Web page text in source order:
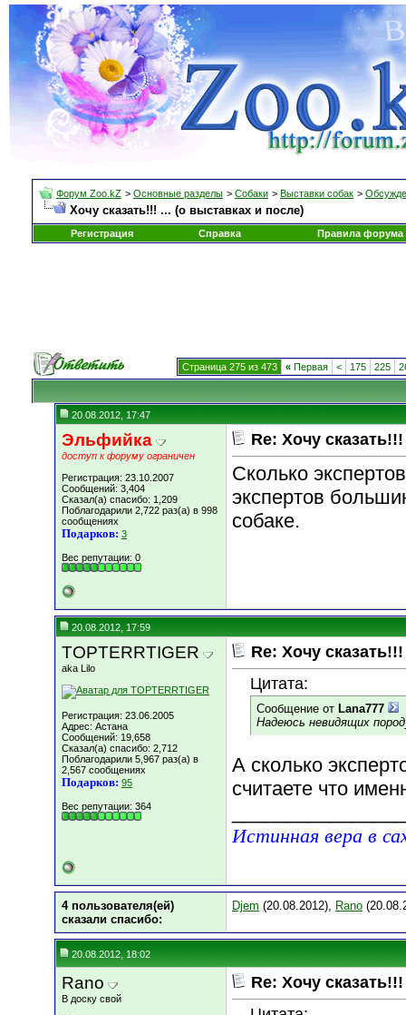
Форум Zoo.kZ > Основные разделы > Собаки > Выставки собак >
Хочу сказать!!! ... (о выставках и после)
Регистрация Справка Правила форума
Страница 275 из 473 « Первая < 175 225
20.08.2012, 17:47
Эльфийка
доступ к форуму ограничен
Регистрация: 23.10.2007
Сообщений: 3,404
Сказал(а) спасибо: 1,209
Поблагодарили 2,722 раз(а) в 998
сообщениях
Подарков: 3
Вес репутации: 0
Re: Хочу
Сколько
экспертов
собаке.
20.08.2012, 17:59
TOPTERRTIGER
aka Lilo
Регистрация: 23.06.2005
Адрес: Астана
Сообщений: 19,658
Сказал(а) спасибо: 2,712
Поблагодарили 5,967 раз(а) в
2,567 сообщениях
Подарков: 95
Вес репутации: 364
Re: Хочу
Цитата:
Сообщение от Lana777
Надеюсь невидящих
А сколько
считаете что
Истинная вера в
4 пользователя(ей)
сказали cпасибо:
Djem (20.08.2012), Rano
20.08.2012, 18:02
Rano
В доску свой
Re: Хочу